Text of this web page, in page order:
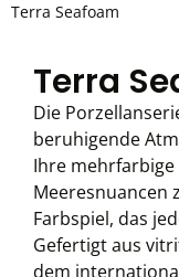
Terra Seafoam
Terra
Die
beruhigende
Ihre
Meeresnuancen
Farbspiel, das
Gefertigt aus
dem